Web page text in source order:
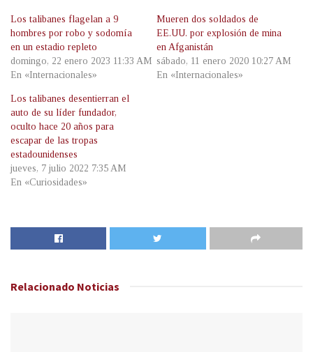
Los talibanes flagelan a 9
hombres por robo y sodomía
en un estadio repleto
domingo, 22 enero 2023 11:33 AM
En «Internacionales»
Mueren dos soldados de
EE.UU. por explosión de mina
en Afganistán
sábado, 11 enero 2020 10:27 AM
En «Internacionales»
Los talibanes desentierran el
auto de su líder fundador,
oculto hace 20 años para
escapar de las tropas
estadounidenses
jueves, 7 julio 2022 7:35 AM
En «Curiosidades»
Relacionado Noticias